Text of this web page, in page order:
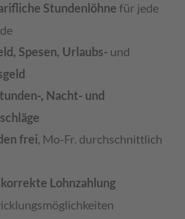
Stundenlöhne für jede
Spesen, Urlaubs- und
, Nacht- und
frei, Mo-Fr. durchschnittlich
Lohnzahlung